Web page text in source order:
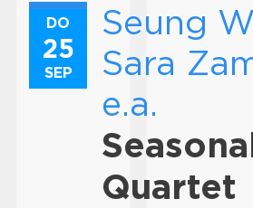
DO
25
SEP
Seung
Sara
e.a.
Quartet